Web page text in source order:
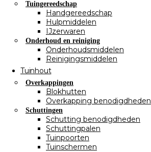
Tuingereedschap
Handgereedschap
Hulpmiddelen
IJzerwaren
Onderhoud en reiniging
Onderhoudsmiddelen
Reinigingsmiddelen
Tuinhout
Overkappingen
Blokhutten
Overkapping benodigdheden
Schuttingen
Schutting benodigdheden
Schuttingpalen
Tuinpoorten
Tuinschermen